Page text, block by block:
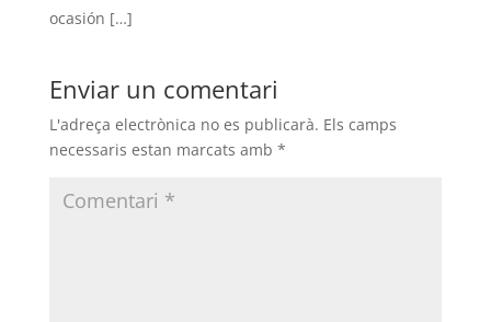
ocasión […]
Enviar un comentari
L'adreça electrònica no es publicarà. Els camps
necessaris estan marcats amb *